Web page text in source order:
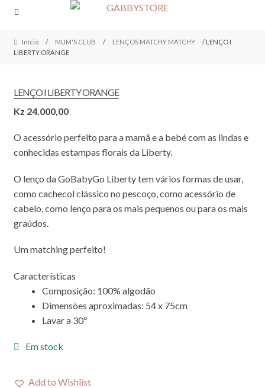
Skip
navigation
Skip
content
Início / MUM'S CLUB / LENÇOS MATCHY MATCHY
/ LENÇO I
LIBERTY ORANGE
LENÇO I LIBERTY ORANGE
Kz 24.000,00
O acessório perfeito para a mamã e a bebé com as lindas e
conhecidas estampas florais da Liberty.
O lenço da GoBabyGo Liberty tem vários formas de usar,
como cachecol clássico no pescoço, como acessório de
cabelo, como lenço para os mais pequenos ou para os mais
graúdos.
Um matching perfeito!
Características
Composição: 100% algodão
Dimensões aproximadas: 54 x 75cm
Lavar a 30º
Em stock
Add to Wishlist